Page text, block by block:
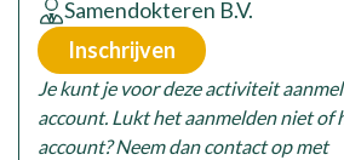
opleider:
Samendokteren B.V.
Inschrijven
Je kunt je voor deze activiteit
account. Lukt het aanmelden niet of
account? Neem dan contact op met